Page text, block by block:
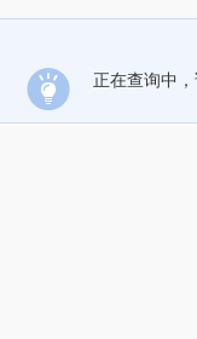
正在查询中